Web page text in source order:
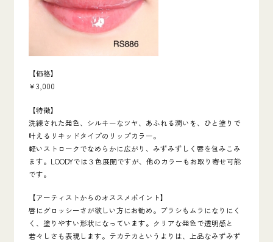
【価格】
￥3,000
【特徴】
洗練された発色、シルキーなツヤ、あふれる潤いを、ひと塗りで
叶えるリキッドタイプのリップカラー。
軽いストロークでなめらかに広がり、みずみずしく唇を包みこみ
ます。LOODYでは３色展開ですが、他のカラーもお取り寄せ可能
です。
【アーティストからのオススメポイント】
唇にグロッシーさが欲しい方にお勧め。ブラシもムラになりにく
く、塗りやすい形状になっています。クリアな発色で透明感と
若々しさも表現します。テカテカというよりは、上品なみずみず